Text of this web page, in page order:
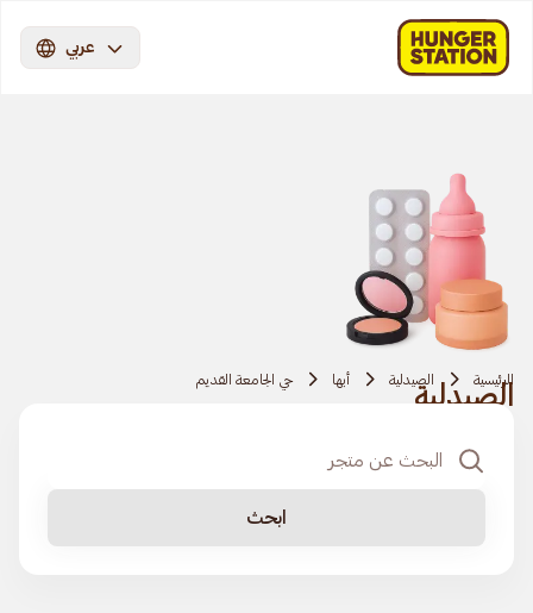
عربي
الرئيسية الصيدلية أبها حي الجامعة القديم
الصيدلية
ابحث